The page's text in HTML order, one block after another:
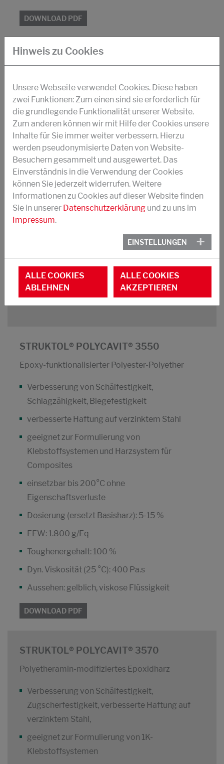
DOWNLOAD PDF
STRUKTOL® POLYCAVIT® 3530
Epoxidharz
Verbesserung von Schälfestigkeit,
Zugscherfestigkeit, Schlagzähigkeit
geeignet insb. zur Formulierung von 1K-
Strukturklebstoffen
Synergistische Effekte mmit CTBN-
Toughenern
Einatztemperaturen -40 bis +150°C
Viskosität bei 40 °C: 25 Pa.s
Aussehen: gelbliche Flüssigkeit
STRUKTOL® POLYCAVIT® 3550
Epoxy-funktionalisierter Polyester-Polyether
Verbesserung von Schälfestigkeit,
Schlagzähigkeit, Biegefestigkeit
verbesserte Haftung auf verzinktem Stahl
geeignet zur Formulierung von
Klebstoffsystemen und Harzsystem für
Composites
einsetzbar bis 200°C ohne
Eigenschaftsverluste
Dosierung (ersetzt Basisharz): 5-15 %
EEW: 1.800 g/Eq
Toughenergehalt: 100 %
Dyn. Viskosität (25 °C): 400 Pa.s
Aussehen: gelblich, viskose Flüssigkeit
DOWNLOAD PDF
STRUKTOL® POLYCAVIT® 3570
Polyetheramin-modifiziertes Epoxidharz
Verbesserung von Schälfestigkeit,
Zugscherfestigkeit, verbesserte Haftung auf
verzinktem Stahl,
geeignet zur Formulierung von 1K-
Klebstoffsystemen
Hinweis zu Cookies
Unsere Webseite verwendet Cookies. Diese haben
zwei Funktionen: Zum einen sind sie erforderlich für
die grundlegende Funktionalität unserer Website.
Zum anderen können wir mit Hilfe der Cookies unsere
Inhalte für Sie immer weiter verbessern. Hierzu
werden pseudonymisierte Daten von Website-
Besuchern gesammelt und ausgewertet. Das
Einverständnis in die Verwendung der Cookies
können Sie jederzeit widerrufen. Weitere
Informationen zu Cookies auf dieser Website finden
Sie in unserer Datenschutzerklärung und zu uns im
Impressum.
EINSTELLUNGEN
ALLE COOKIES
ABLEHNEN
ALLE COOKIES
AKZEPTIEREN